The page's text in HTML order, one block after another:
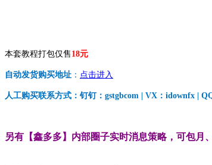
本套教程打包仅售18元
自动发货购买地址 ： 点击进入
人工购买联系方式：钉钉：gstgbcom | VX：idownfx |
另有【鑫多多】内部圈子实时消息策略，可包月